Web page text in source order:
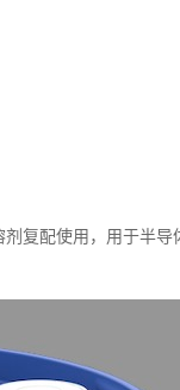
复配使用，用于半导